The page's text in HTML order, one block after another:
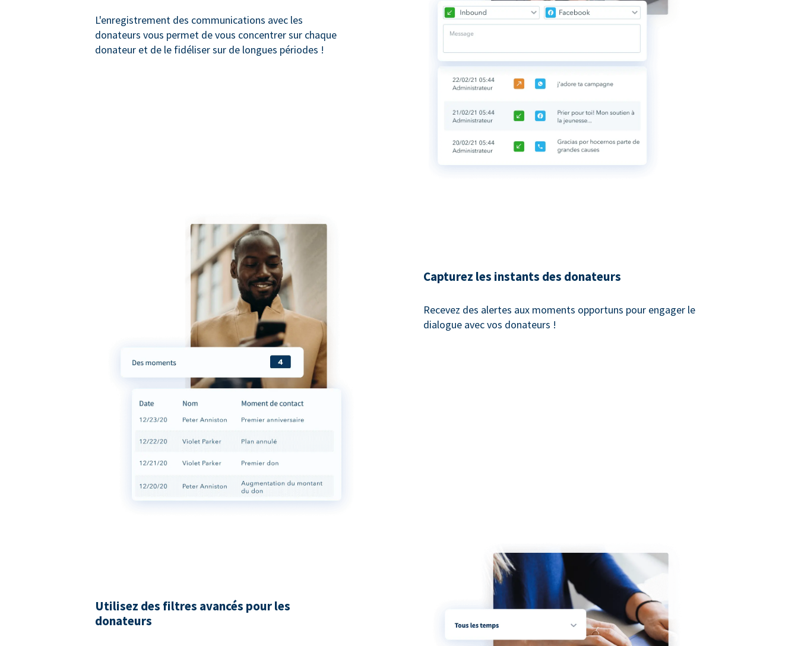
L'enregistrement des communications avec les
donateurs vous permet de vous concentrer sur chaque
donateur et de le fidéliser sur de longues périodes !
Capturez les instants des donateurs
Recevez des alertes aux moments opportuns pour engager le
dialogue avec vos donateurs !
Utilisez des filtres avancés pour les
donateurs